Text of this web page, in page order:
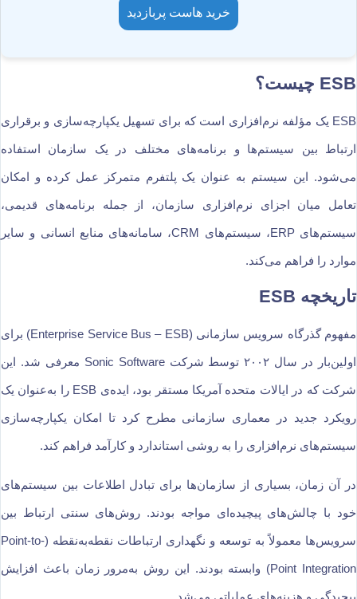
خرید هاست پربازدید
ESB چیست؟
ESB یک مؤلفه نرم‌افزاری است که برای تسهیل یکپارچه‌سازی و برقراری
ارتباط بین سیستم‌ها و برنامه‌های مختلف در یک سازمان استفاده
می‌شود. این سیستم به عنوان یک پلتفرم متمرکز عمل کرده و امکان
تعامل میان اجزای نرم‌افزاری سازمان، از جمله برنامه‌های قدیمی،
سیستم‌های ERP، سیستم‌های CRM، سامانه‌های منابع انسانی و سایر
موارد را فراهم می‌کند.
تاریخچه ESB
مفهوم گذرگاه سرویس سازمانی (Enterprise Service Bus – ESB) برای
اولین‌بار در سال ۲۰۰۲ توسط شرکت Sonic Software معرفی شد. این
شرکت که در ایالات متحده آمریکا مستقر بود، ایده‌ی ESB را به‌عنوان یک
رویکرد جدید در معماری سازمانی مطرح کرد تا امکان یکپارچه‌سازی
سیستم‌های نرم‌افزاری را به روشی استاندارد و کارآمد فراهم کند.
در آن زمان، بسیاری از سازمان‌ها برای تبادل اطلاعات بین سیستم‌های
خود با چالش‌های پیچیده‌ای مواجه بودند. روش‌های سنتی ارتباط بین
سرویس‌ها معمولاً به توسعه و نگهداری ارتباطات نقطه‌به‌نقطه (Point-to-
Point Integration) وابسته بودند. این روش به‌مرور زمان باعث افزایش